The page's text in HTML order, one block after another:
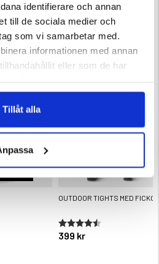
identifierare och annan
till de sociala medier och
som vi samarbetar med.
informationen med annan
eller som de har
Tillåt alla
199 kr
Betyg:
4.5 utav 5 stjärnor
TILLSAMMANS
OUTDOOR TIGHTS MED
399 kr
Betyg:
4.3 utav 5 stjärnor